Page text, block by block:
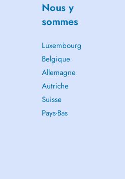
Nous y
sommes
Luxembourg
Belgique
Allemagne
Autriche
Suisse
Pays-Bas